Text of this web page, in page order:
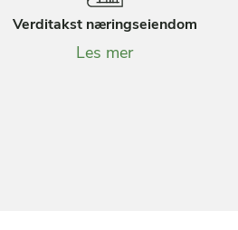
Verditakst næringseiendom
Les mer